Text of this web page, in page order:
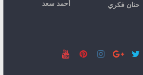
حنان فكري أحمد سعد